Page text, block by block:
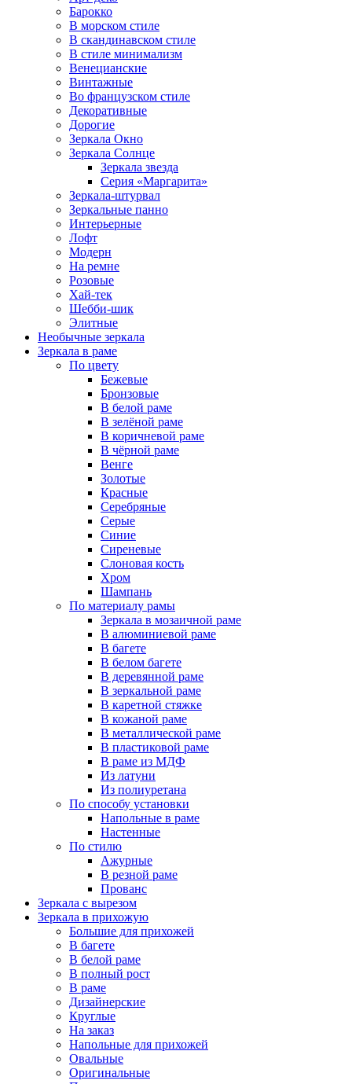
Барокко
В морском стиле
В скандинавском стиле
В стиле минимализм
Венецианские
Винтажные
Во французском стиле
Декоративные
Дорогие
Зеркала Окно
Зеркала Солнце
Зеркала звезда
Серия «Маргарита»
Зеркала-штурвал
Зеркальные панно
Интерьерные
Лофт
Модерн
На ремне
Розовые
Хай-тек
Шебби-шик
Элитные
Необычные зеркала
Зеркала в раме
По цвету
Бежевые
Бронзовые
В белой раме
В зелёной раме
В коричневой раме
В чёрной раме
Венге
Золотые
Красные
Серебряные
Серые
Синие
Сиреневые
Слоновая кость
Хром
Шампань
По материалу рамы
Зеркала в мозаичной раме
В алюминиевой раме
В багете
В белом багете
В деревянной раме
В зеркальной раме
В каретной стяжке
В кожаной раме
В металлической раме
В пластиковой раме
В раме из МДФ
Из латуни
Из полиуретана
По способу установки
Напольные в раме
Настенные
По стилю
Ажурные
В резной раме
Прованс
Зеркала с вырезом
Зеркала в прихожую
Большие для прихожей
В багете
В белой раме
В полный рост
В раме
Дизайнерские
Круглые
На заказ
Напольные для прихожей
Овальные
Оригинальные